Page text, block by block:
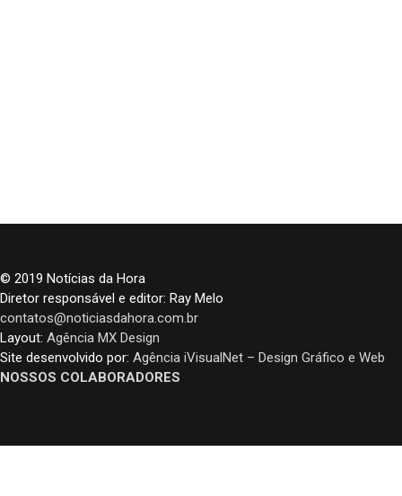
© 2019 Notícias da Hora
Diretor responsável e editor: Ray Melo
contatos@noticiasdahora.com.br
Layout: Agência MX Design
Site desenvolvido por: Agência iVisualNet – Design Gráfico e Web
NOSSOS COLABORADORES